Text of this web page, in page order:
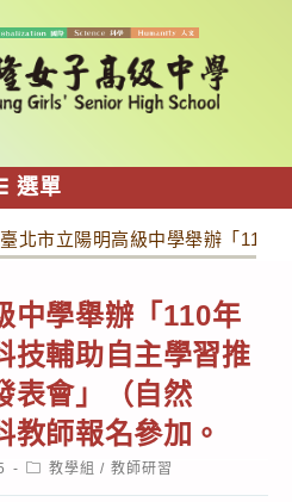
選單
臺北市立陽明高級中學舉辦「110
中學舉辦「110年
技輔助自主學習推
表會」（自然
教師報名參加。
Post教學組 / 教師研習